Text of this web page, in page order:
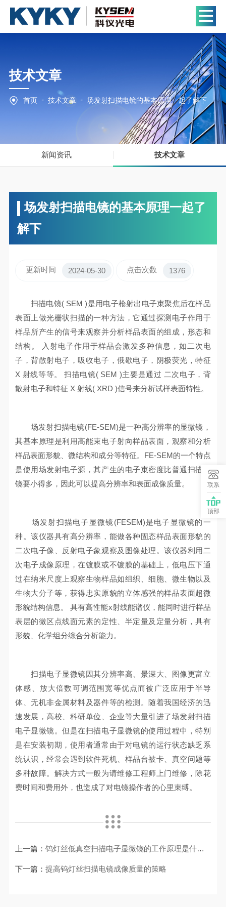
技术文章
首页 - 技术文章 - 场发射扫描电镜的基本原理一起了解下
新闻资讯 技术文章
场发射扫描电镜的基本原理一起了
解下
更新时间 2024-05-30 点击次数 1376
扫描电镜( SEM )是用电子枪射出电子束聚焦后在样品
表面上做光栅状扫描的一种方法，它通过探测电子作用于
样品所产生的信号来观察并分析样品表面的组成，形态和
结构。 入射电子作用于样品会激发多种信息，如二次电
子，背散射电子，吸收电子，俄歇电子，阴极荧光，特征
X 射线等等。 扫描电镜( SEM )主要是通过 二次电子，背
散射电子和特征 X 射线( XRD )信号来分析试样表面特性。
场发射扫描电镜(FE-SEM)是一种高分辨率的显微镜，
其基本原理是利用高能束电子射向样品表面，观察和分析
样品表面形貌、微结构和成分等特征。FE-SEM的一个特点
是使用场发射电子源，其产生的电子束密度比普通扫描电
镜要小得多，因此可以提高分辨率和表面成像质量。
场发射扫描电子显微镜(FESEM)是电子显微镜的一
种。该仪器具有高分辨率，能做各种固态样品表面形貌的
二次电子像、反射电子象观察及图像处理。该仪器利用二
次电子成像原理，在镀膜或不镀膜的基础上，低电压下通
过在纳米尺度上观察生物样品如组织、细胞、微生物以及
生物大分子等，获得忠实原貌的立体感强的样品表面超微
形貌结构信息。 具有高性能x射线能谱仪，能同时进行样品
表层的微区点线面元素的定性、半定量及定量分析，具有
形貌、化学组分综合分析能力。
扫描电子显微镜因其分辨率高、景深大、图像更富立
体感、放大倍数可调范围宽等优点而被广泛应用于半导
体、无机非金属材料及器件等的检测。随着我国经济的迅
速发展，高校、科研单位、企业等大量引进了场发射扫描
电子显微镜。但是在扫描电子显微镜的使用过程中，特别
是在安装初期，使用者通常由于对电镜的运行状态缺乏系
统认识，经常会遇到软件死机、样品台被卡、真空问题等
多种故障。解决方式一般为请维修工程师上门维修，除花
费时间和费用外，也造成了对电镜操作者的心里束缚。
上一篇：钨灯丝低真空扫描电子显微镜的工作原理是什么？
下一篇：提高钨灯丝扫描电镜成像质量的策略
联系
顶部